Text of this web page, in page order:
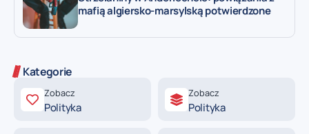
mafią algiersko-marsylską potwierdzone
Kategorie
Zobacz
Polityka
Zobacz
Polityka